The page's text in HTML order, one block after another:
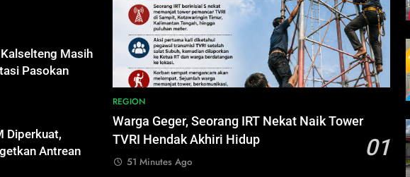
Diperkuat,
Antrean di
Terurai
Komisioner
Jadi
Korupsi
REGION
Warga Geger, Seorang IRT Nekat Naik Tower
TVRI Hendak Akhiri Hidup
01
51 Minutes Ago